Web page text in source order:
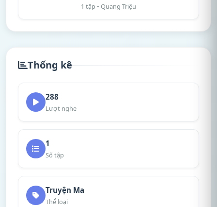
1 tập • Quang Triệu
Thống kê
288
Lượt nghe
1
Số tập
Truyện Ma
Thể loại